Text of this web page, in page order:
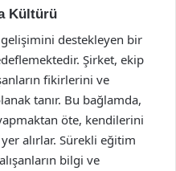
Kültürü
gelişimini destekleyen bir
Şirket, ekip
fikirlerini ve
tanır. Bu bağlamda,
öte, kendilerini
alırlar. Sürekli eğitim
bilgi ve